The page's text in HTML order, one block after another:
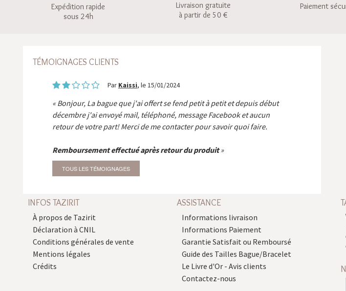
Expédition rapide
sous 24h
Livraison gratuite
à partir de 50 €
Paiement
TÉMOIGNAGES CLIENTS
Par Kaissi, le 15/01/2024
Bonjour, La bague que j'ai offert se fend petit à petit et depuis début
décembre j'ai envoyé mail, téléphoné, message Facebook et aucun
retour de votre part! Merci de me contacter pour savoir quoi faire.
Remboursement effectué après retour du produit
TOUS LES TÉMOIGNAGES
INFOS TAZIRIT
À propos de Tazirit
Déclaration à CNIL
Conditions générales de vente
Mentions légales
Crédits
ASSISTANCE
Informations livraison
Informations Paiement
Garantie Satisfait ou Remboursé
Guide des Tailles Bague/Bracelet
Le Livre d'Or - Avis clients
Contactez-nous